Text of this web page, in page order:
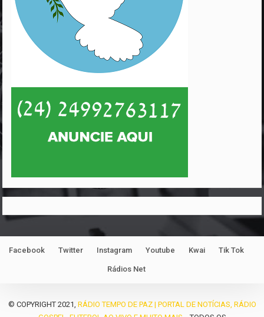
Facebook Twitter Instagram Youtube Kwai Tik Tok
Rádios Net
© COPYRIGHT 2021, RÁDIO TEMPO DE PAZ | PORTAL DE NOTÍCIAS, RÁDIO